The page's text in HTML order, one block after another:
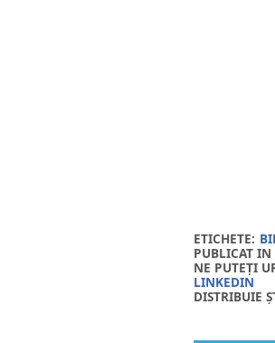
ETICHETE:
PUBLICAT IN
NE PUTEȚI
LINKEDIN
DISTRIBUIE